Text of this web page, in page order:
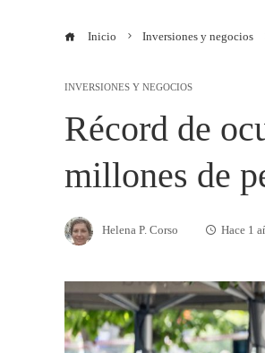
Inicio Inversiones y negocios
INVERSIONES Y NEGOCIOS
Récord de
millones de
Helena P. Corso Hace 1